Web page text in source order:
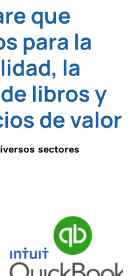
que
para la
la
libros y
de valor
sectores